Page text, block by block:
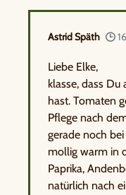
Astrid Späth
Liebe Elke,
klasse, dass
hast. Tomaten
Pflege nach
gerade noch
mollig warm in
Paprika,
natürlich nach